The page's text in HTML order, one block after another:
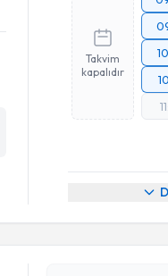
Takvim
kapalıdır
Randevu Takvimi